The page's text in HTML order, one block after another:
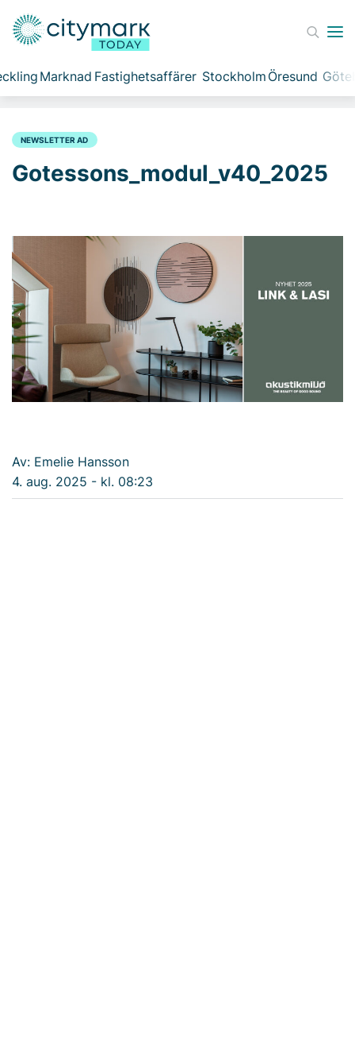
Marknad Fastighetsaffärer Stockholm Öresund
NEWSLETTER AD
Gotessons_modul_v40_2025
Av: Emelie Hansson
4. aug. 2025 - kl. 08:23